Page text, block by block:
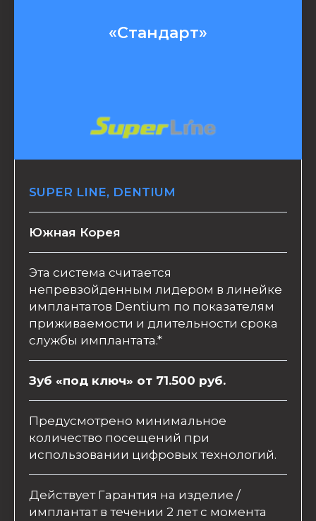
«Стандарт»
SUPER LINE, DENTIUM
Южная Корея
Эта система считается
непревзойденным лидером в линейке
имплантатов Dentium по показателям
приживаемости и длительности срока
службы имплантата.*
Зуб «под ключ» от 71.500 руб.
Предусмотрено минимальное
количество посещений при
использовании цифровых технологий.
Действует Гарантия на изделие /
имплантат в течении 2 лет с момента